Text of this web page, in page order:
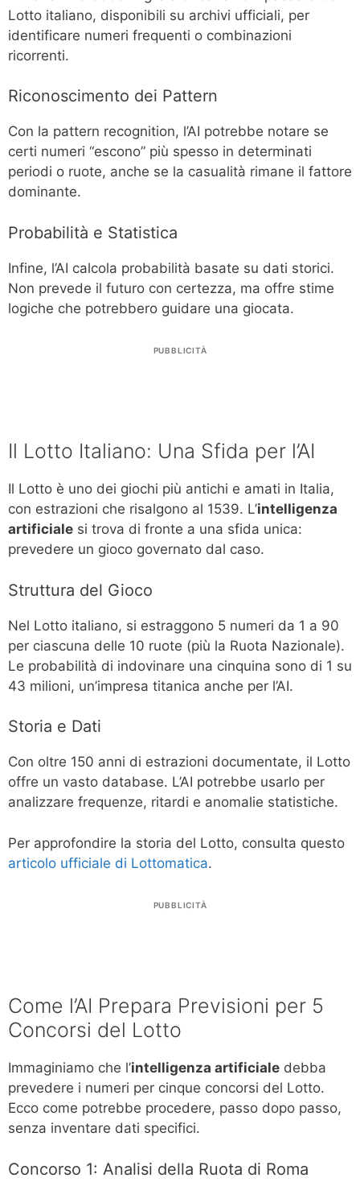
Lotto italiano, disponibili su archivi ufficiali, per
identificare numeri frequenti o combinazioni
ricorrenti.
Riconoscimento dei Pattern
Con la pattern recognition, l’AI potrebbe notare se
certi numeri “escono” più spesso in determinati
periodi o ruote, anche se la casualità rimane il fattore
dominante.
Probabilità e Statistica
Infine, l’AI calcola probabilità basate su dati storici.
Non prevede il futuro con certezza, ma offre stime
logiche che potrebbero guidare una giocata.
PUBBLICITÀ
Il Lotto Italiano: Una Sfida per l’AI
Il Lotto è uno dei giochi più antichi e amati in Italia,
con estrazioni che risalgono al 1539. L’intelligenza
artificiale si trova di fronte a una sfida unica:
prevedere un gioco governato dal caso.
Struttura del Gioco
Nel Lotto italiano, si estraggono 5 numeri da 1 a 90
per ciascuna delle 10 ruote (più la Ruota Nazionale).
Le probabilità di indovinare una cinquina sono di 1 su
43 milioni, un’impresa titanica anche per l’AI.
Storia e Dati
Con oltre 150 anni di estrazioni documentate, il Lotto
offre un vasto database. L’AI potrebbe usarlo per
analizzare frequenze, ritardi e anomalie statistiche.
Per approfondire la storia del Lotto, consulta questo
articolo ufficiale di Lottomatica.
PUBBLICITÀ
Come l’AI Prepara Previsioni per 5
Concorsi del Lotto
Immaginiamo che l’intelligenza artificiale debba
prevedere i numeri per cinque concorsi del Lotto.
Ecco come potrebbe procedere, passo dopo passo,
senza inventare dati specifici.
Concorso 1: Analisi della Ruota di Roma